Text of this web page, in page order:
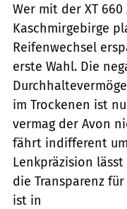
Wer mit der XT
Kaschmirgebirge
Reifenwechsel
erste Wahl. Die
im Trockenen ist
vermag der Avon
fährt indifferent
Lenkpräzision
die Transparenz
ist in